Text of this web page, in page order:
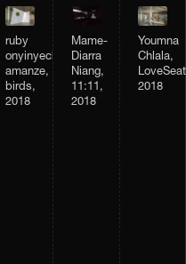
ruby
onyinyechi
amanze,
birds,
2018
Mame-
Diarra
Niang,
11:11,
2018
Youmna
Chlala,
2018